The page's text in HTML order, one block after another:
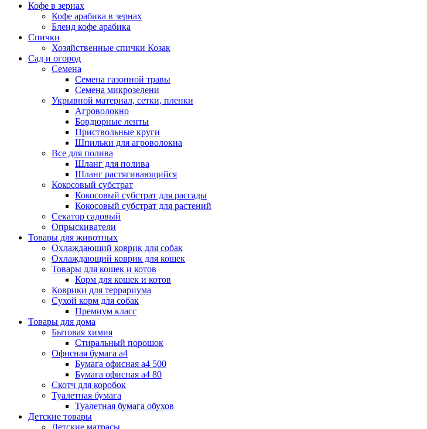
Кофе в зернах
Кофе арабика в зернах
Бленд кофе арабика
Спички
Хозяйственные спички Козак
Сад и огород
Семена
Семена газонной травы
Семена микрозелени
Укрывной материал, сетки, пленки
Агроволокно
Бордюрные ленты
Приствольные круги
Шпильки для агроволокна
Все для полива
Шланг для полива
Шланг растягивающийся
Кокосовый субстрат
Кокосовый субстрат для рассады
Кокосовый субстрат для растений
Секатор садовый
Опрыскиватели
Товары для животных
Охлаждающий коврик для собак
Охлаждающий коврик для кошек
Товары для кошек и котов
Корм для кошек и котов
Коврики для террариума
Сухой корм для собак
Премиум класс
Товары для дома
Бытовая химия
Стиральный порошок
Офисная бумага а4
Бумага офисная а4 500
Бумага офисная а4 80
Скотч для коробок
Туалетная бумага
Туалетная бумага обухов
Детские товары
Детские матрасы